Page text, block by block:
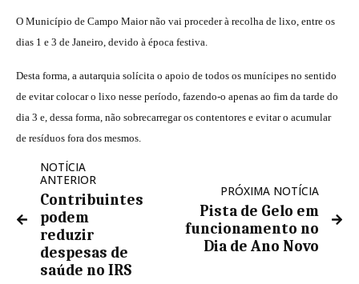
O Município de Campo Maior não vai proceder à recolha de lixo, entre os
dias 1 e 3 de Janeiro, devido à época festiva.
Desta forma, a autarquia solícita o apoio de todos os munícipes no sentido
de evitar colocar o lixo nesse período, fazendo-o apenas ao fim da tarde do
dia 3 e, dessa forma, não sobrecarregar os contentores e evitar o acumular
de resíduos fora dos mesmos.
NOTÍCIA
ANTERIOR
Contribuintes
podem
reduzir
despesas de
saúde no IRS
PRÓXIMA NOTÍCIA
Pista de Gelo em
funcionamento no
Dia de Ano Novo